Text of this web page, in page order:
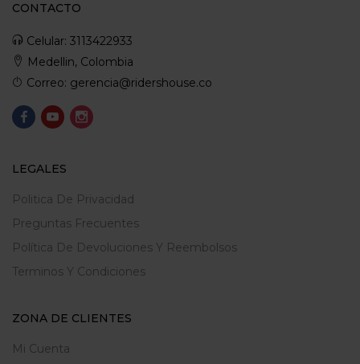
CONTACTO
Celular: 3113422933
Medellin, Colombia
Correo: gerencia@ridershouse.co
LEGALES
Politica De Privacidad
Preguntas Frecuentes
Política De Devoluciones Y Reembolsos
Terminos Y Condiciones
ZONA DE CLIENTES
Mi Cuenta